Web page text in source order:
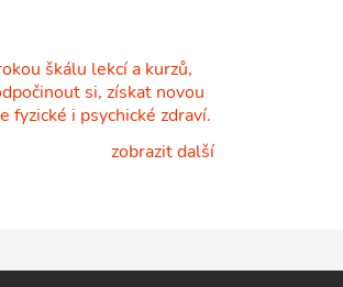
škálu lekcí a kurzů,
si, získat novou
fyzické i psychické zdraví.
zobrazit další